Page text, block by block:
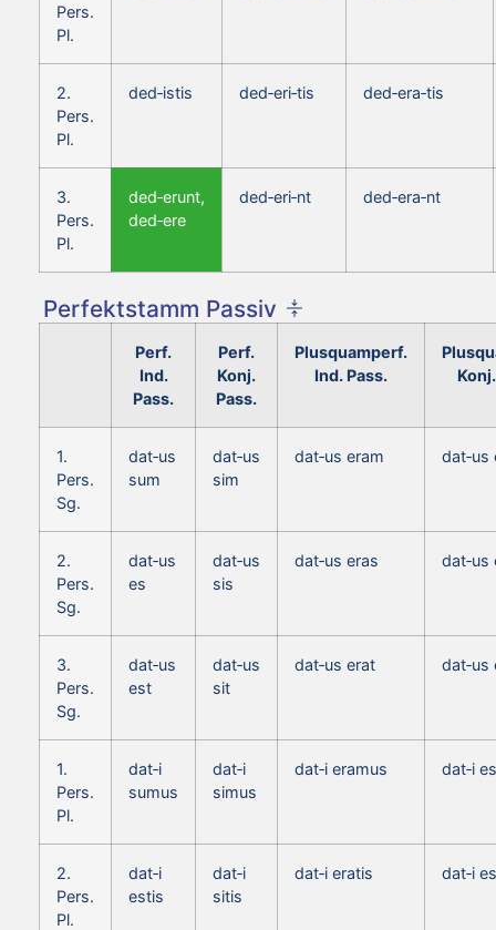
Pers.
Pl.
2.
Pers.
Pl.
ded‑istis ded‑eri‑tis ded‑era‑tis
3.
Pers.
Pl.
ded‑erunt,
ded‑ere
ded‑eri‑nt ded‑era‑nt
Perfektstamm Passiv
Perf.
Ind.
Pass.
Perf.
Konj.
Pass.
Plusquamperf.
Ind. Pass.
1.
Pers.
Sg.
dat‑us
sum
dat‑us
sim
dat‑us eram dat‑us
2.
Pers.
Sg.
dat‑us
es
dat‑us
sis
dat‑us eras dat‑us
3.
Pers.
Sg.
dat‑us
est
dat‑us
sit
dat‑us erat dat‑us
1.
Pers.
Pl.
dat‑i
sumus
dat‑i
simus
dat‑i eramus dat‑i
2.
Pers.
Pl.
dat‑i
estis
dat‑i
sitis
dat‑i eratis dat‑i